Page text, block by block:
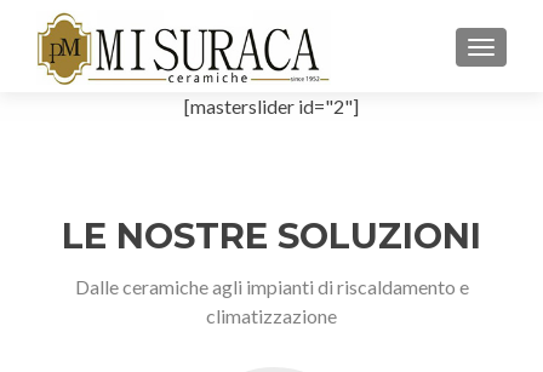
[masterslider id="2"]
LE NOSTRE SOLUZIONI
Dalle ceramiche agli impianti di riscaldamento e
climatizzazione